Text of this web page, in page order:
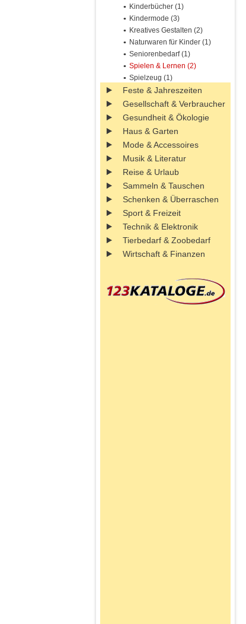
Kinderbücher (1)
Kindermode (3)
Kreatives Gestalten (2)
Naturwaren für Kinder (1)
Seniorenbedarf (1)
Spielen & Lernen (2)
Spielzeug (1)
Feste & Jahreszeiten
Gesellschaft & Verbraucher
Gesundheit & Ökologie
Haus & Garten
Mode & Accessoires
Musik & Literatur
Reise & Urlaub
Sammeln & Tauschen
Schenken & Überraschen
Sport & Freizeit
Technik & Elektronik
Tierbedarf & Zoobedarf
Wirtschaft & Finanzen